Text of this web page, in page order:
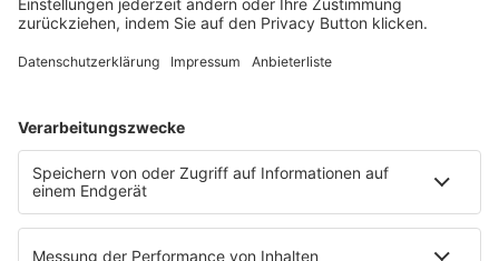
E-Mail:info@ruw.de
Web:https://www.ruw.de
AGB
Datenschutzerklärung
Genderhinweis
Cookie-Einstellungen